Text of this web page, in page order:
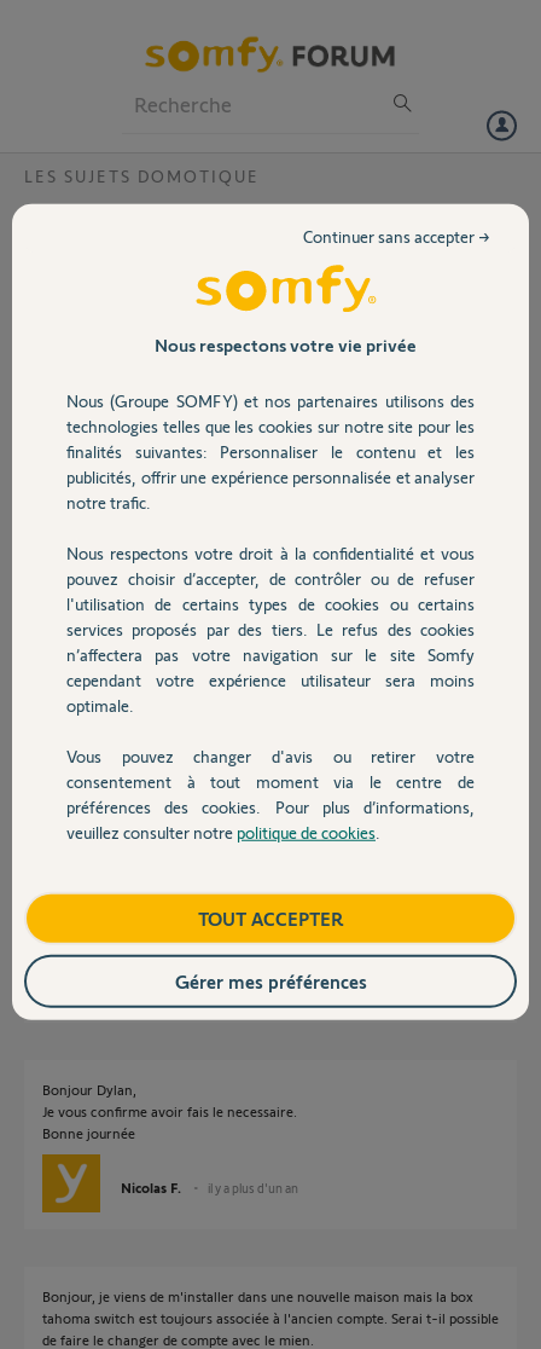
Volet
Sécurité
Domotique
Chauffage
Autres produits
Devis avec un pro
Contact
LES SUJETS DOMOTIQUE
Acquisition logement changement compte
Je viens d’acquérir un logement équipé d’un Tahoma, cependant ce
dernier est toujours associé au compte d’un de mes prédécesseurs.
Pourriez-vous faire la bascule vers mon compte ou détacher le
compte rattaché svp ?
Le pin est le suivant : 1222-5843-6128
Dylan D.
il y a plus d'un an
Participer au fil de discussion
Bonsoir Dylan
Si c'est une tahoma V2 en forme ou une rail din il faut attendre l'aide
https://www.somfy.fr/assistance/faq?question=comment-rein...
JACKY M. il y a plus d'un an
Bonjour Dylan,
Je vous confirme avoir fais le necessaire.
Bonne journée
Nicolas F. il y a plus d'un an
Bonjour, je viens de m'installer dans une nouvelle maison mais la box
tahoma switch est toujours associée à l'ancien compte. Serai t-il possible
de faire le changer de compte avec le mien.
Nous respectons votre vie privée
Nous (Groupe SOMFY) et nos partenaires utilisons des
technologies telles que les cookies sur notre site pour les
finalités suivantes: Personnaliser le contenu et les
publicités, offrir une expérience personnalisée et analyser
notre trafic.
Nous respectons votre droit à la confidentialité et vous
pouvez choisir d’accepter, de contrôler ou de refuser
l'utilisation de certains types de cookies ou certains
services proposés par des tiers. Le refus des cookies
n’affectera pas votre navigation sur le site Somfy
cependant votre expérience utilisateur sera moins
optimale.
Vous pouvez changer d'avis ou retirer votre
consentement à tout moment via le centre de
préférences des cookies. Pour plus d’informations,
veuillez consulter notre politique de cookies
Continuer sans accepter →
TOUT ACCEPTER
Gérer mes préférences